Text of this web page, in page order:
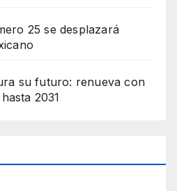
25 se desplazará
su futuro: renueva con
2031